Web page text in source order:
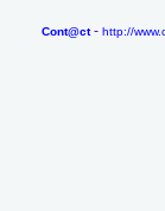
Cont@ct-http://